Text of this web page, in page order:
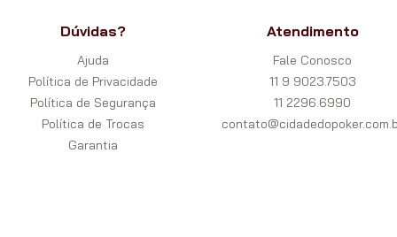
Dúvidas?
Ajuda
Política de Privacidade
Política de Segurança
Política de Trocas
Garantia
Atendimento
Fale Conosco
11 9 9023.7503
11 2296.6990